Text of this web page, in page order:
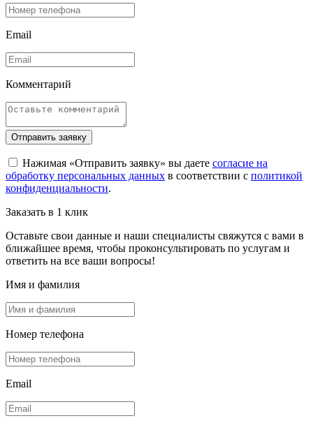
Email
Комментарий
Отправить заявку
Нажимая «Отправить заявку» вы даете согласие на
обработку персональных данных в соответствии с политикой
конфиденциальности.
Заказать в 1 клик
Оставьте свои данные и наши специалисты свяжутся с вами в
ближайшее время, чтобы проконсультировать по услугам и
ответить на все ваши вопросы!
Имя и фамилия
Номер телефона
Email